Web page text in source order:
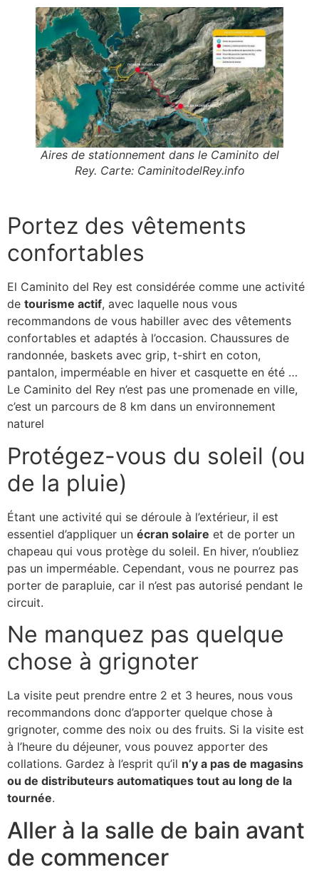
Aires de stationnement dans le Caminito del
Rey. Carte: CaminitodelRey.info
Portez des vêtements
confortables
El Caminito del Rey est considérée comme une activité
de tourisme actif, avec laquelle nous vous
recommandons de vous habiller avec des vêtements
confortables et adaptés à l’occasion. Chaussures de
randonnée, baskets avec grip, t-shirt en coton,
pantalon, imperméable en hiver et casquette en été …
Le Caminito del Rey n’est pas une promenade en ville,
c’est un parcours de 8 km dans un environnement
naturel
Protégez-vous du soleil (ou
de la pluie)
Étant une activité qui se déroule à l’extérieur, il est
essentiel d’appliquer un écran solaire et de porter un
chapeau qui vous protège du soleil. En hiver, n’oubliez
pas un imperméable. Cependant, vous ne pourrez pas
porter de parapluie, car il n’est pas autorisé pendant le
circuit.
Ne manquez pas quelque
chose à grignoter
La visite peut prendre entre 2 et 3 heures, nous vous
recommandons donc d’apporter quelque chose à
grignoter, comme des noix ou des fruits. Si la visite est
à l’heure du déjeuner, vous pouvez apporter des
collations. Gardez à l’esprit qu’il n’y a pas de magasins
ou de distributeurs automatiques tout au long de la
tournée.
Aller à la salle de bain avant
de commencer